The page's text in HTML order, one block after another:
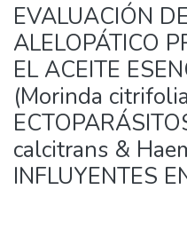
EVALUACIÓN
ALELOPÁTICO
EL ACEITE
(Morinda
calcitrans &
INFLUYENTES